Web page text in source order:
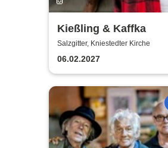
Kießling & Kaffka
Salzgitter, Kniestedter Kirche
06.02.2027